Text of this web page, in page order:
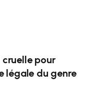
pour
légale du genre